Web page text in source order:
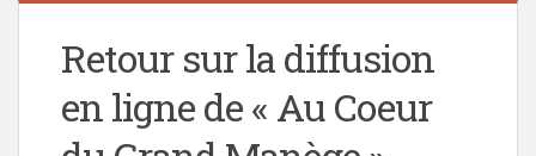
Retour sur la diffusion
en ligne de « Au Coeur